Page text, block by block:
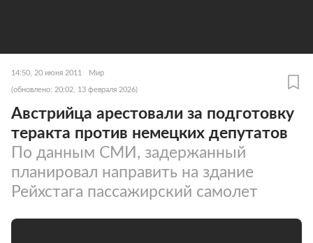
14:50, 20 июня 2011 Мир
(обновлено: 20:02, 13 февраля 2026)
Австрийца арестовали за подготовку
теракта против немецких депутатов
По данным СМИ, задержанный
планировал направить на здание
Рейхстага пассажирский самолет